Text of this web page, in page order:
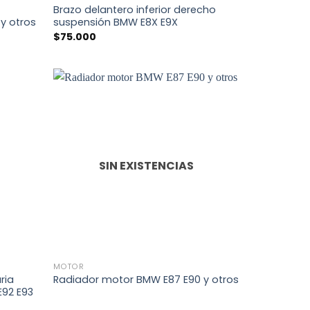
y otros
Brazo delantero inferior derecho
suspensión BMW E8X E9X
$75.000
E93
SIN EXISTENCIAS
MOTOR
Radiador motor BMW E87 E90 y otros